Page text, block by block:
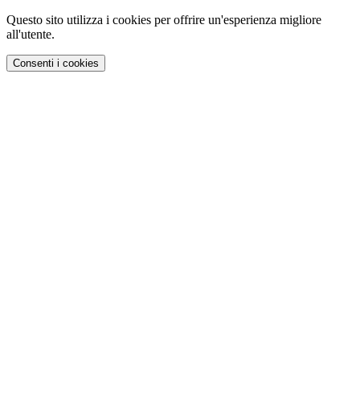
Questo sito utilizza i cookies per offrire un'esperienza migliore
all'utente.
Consenti i cookies